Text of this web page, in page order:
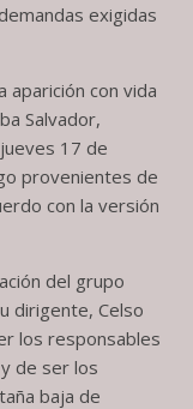
exigidas
aparición con vida
Salvador,
17 de
provenientes de
con la versión
del grupo
dirigente, Celso
los responsables
de ser los
baja de